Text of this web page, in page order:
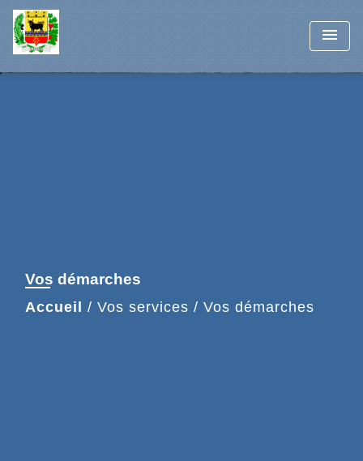
menu
Vos démarches
Accueil / Vos services / Vos démarches